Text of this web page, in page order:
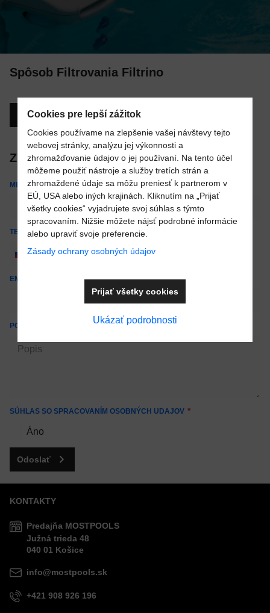
Spôsob Filtrovania Filtrino
Pozrieť KATALÓG
Získajte cenovú ponuku:
MENO
TELEFÓN
+421
EMAILOVÁ ADRESA
POPIS
SÚHLAS SO SPRACOVANÍM OSOBNÝCH UDAJOV
Áno
Odoslať
KONTAKTY
Predajňa MOSTPOOLS
Južná trieda 48
040 01 Košice
info@mostpools.sk
+421 908 926 196
Cookies pre lepší zážitok
Cookies používame na zlepšenie vašej návštevy tejto
webovej stránky, analýzu jej výkonnosti a
zhromažďovanie údajov o jej používaní. Na tento účel
môžeme použiť nástroje a služby tretích strán a
zhromaždené údaje sa môžu preniesť k partnerom v
EÚ, USA alebo iných krajinách. Kliknutím na „Prijať
všetky cookies“ vyjadrujete svoj súhlas s týmto
spracovaním. Nižšie môžete nájsť podrobné informácie
alebo upraviť svoje preferencie.
Zásady ochrany osobných údajov
Ukázať podrobnosti
Prijať všetky cookies